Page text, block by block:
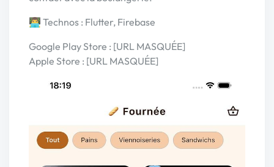
👨‍💻 Technos : Flutter, Firebase
Google Play Store : [URL MASQUÉE]
Apple Store : [URL MASQUÉE]